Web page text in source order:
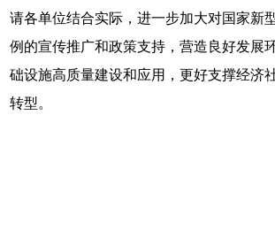
请各单位结合实际，进一步加大对国家新
例的宣传推广和政策支持，营造良好发展
础设施高质量建设和应用，更好支撑经济
转型。